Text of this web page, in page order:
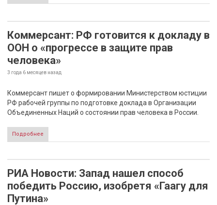
Коммерсант: РФ готовится к докладу в
ООН о «прогрессе в защите прав
человека»
3 года 6 месяцев назад
Коммерсант пишет о формировании Министерством юстиции
РФ рабочей группы по подготовке доклада в Организации
Объединенных Наций о состоянии прав человека в России.
Подробнее
РИА Новости: Запад нашел способ
победить Россию, изобретя «Гаагу для
Путина»